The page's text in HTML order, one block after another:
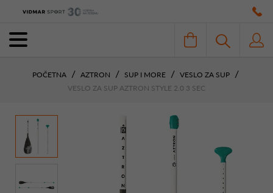
POČETNA AZTRON SUP I MORE
VESLO ZA SUP
VESLO ZA SUP AZTRON STYLE 2.0 3 SEC